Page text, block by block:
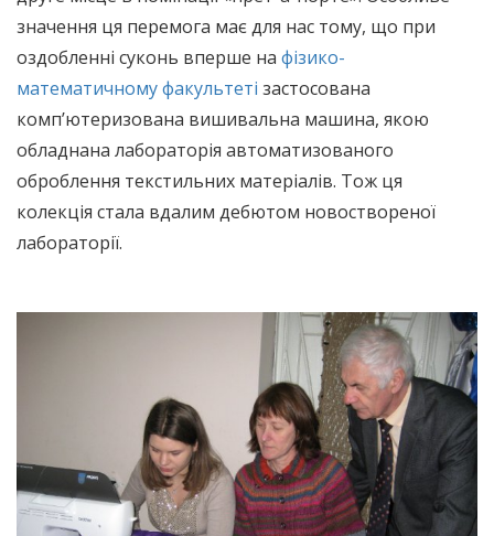
значення ця перемога має для нас тому, що при
оздобленні суконь вперше на фізико-
математичному факультеті застосована
комп’ютеризована вишивальна машина, якою
обладнана лабораторія автоматизованого
оброблення текстильних матеріалів. Тож ця
колекція стала вдалим дебютом новоствореної
лабораторії.